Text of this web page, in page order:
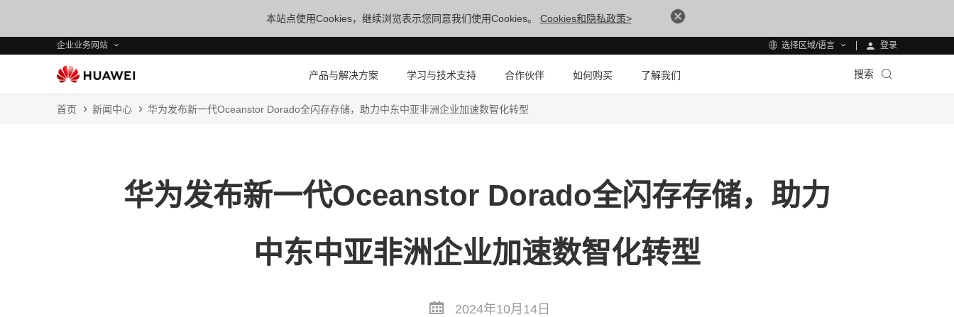
本站点使用Cookies，继续浏览表示您同意我们使用Cookies。 Cookies和隐私政策>
企业业务网站 选择区域/语言 登录
产品与解决方案 学习与技术支持 合作伙伴 如何购买 了解我们 搜索
首页 新闻中心 华为发布新一代Oceanstor Dorado全闪存存储，助力中东中亚非洲企业加速数智化转型
华为发布新一代Oceanstor Dorado全闪存存储，助力
中东中亚非洲企业加速数智化转型
2024年10月14日